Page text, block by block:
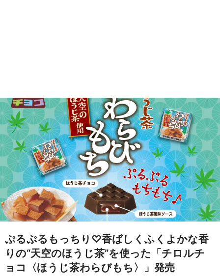
ぷるぷるもっちり♡香ばしくふくよかな香
りの“天空のほうじ茶”を使った「チロルチ
ョコ〈ほうじ茶わらびもち〉」発売